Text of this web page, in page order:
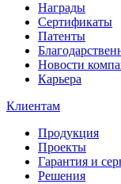
Награды
Сертификаты
Патенты
Новости
Карьера
Клиентам
Продукция
Проекты
Гарантия и
Решения